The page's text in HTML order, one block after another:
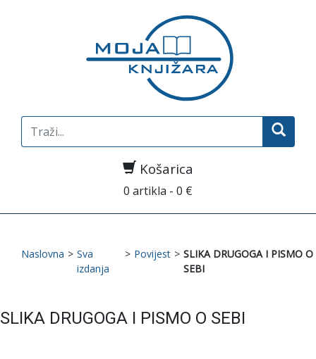
Search
for:
Košarica
0 artikla - 0 €
Naslovna > Sva
izdanja
> Povijest > SLIKA DRUGOGA I PISMO O
SEBI
SLIKA DRUGOGA I PISMO O SEBI